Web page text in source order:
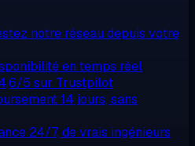
notre réseau depuis votre
en temps réel
5 sur Trustpilot
14 jours, sans
24/7, de vrais ingénieurs